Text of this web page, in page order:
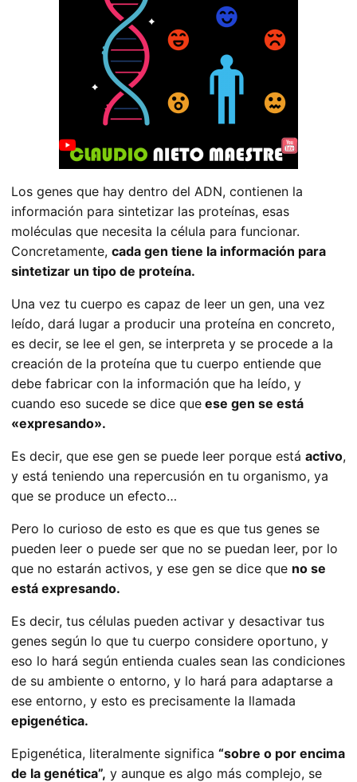
Los genes que hay dentro del ADN, contienen la
información para sintetizar las proteínas, esas
moléculas que necesita la célula para funcionar.
Concretamente, cada gen tiene la información para
sintetizar un tipo de proteína.
Una vez tu cuerpo es capaz de leer un gen, una vez
leído, dará lugar a producir una proteína en concreto,
es decir, se lee el gen, se interpreta y se procede a la
creación de la proteína que tu cuerpo entiende que
debe fabricar con la información que ha leído, y
cuando eso sucede se dice que ese gen se está
«expresando».
Es decir, que ese gen se puede leer porque está activo,
y está teniendo una repercusión en tu organismo, ya
que se produce un efecto…
Pero lo curioso de esto es que es que tus genes se
pueden leer o puede ser que no se puedan leer, por lo
que no estarán activos, y ese gen se dice que no se
está expresando.
Es decir, tus células pueden activar y desactivar tus
genes según lo que tu cuerpo considere oportuno, y
eso lo hará según entienda cuales sean las condiciones
de su ambiente o entorno, y lo hará para adaptarse a
ese entorno, y esto es precisamente la llamada
epigenética.
Epigenética, literalmente significa “sobre o por encima
de la genética”, y aunque es algo más complejo, se